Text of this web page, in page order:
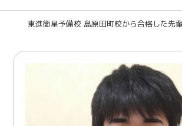
東進衛星予備校 島原田町校から合格した先